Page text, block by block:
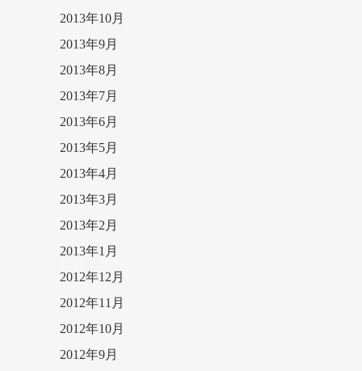
2013年10月
2013年9月
2013年8月
2013年7月
2013年6月
2013年5月
2013年4月
2013年3月
2013年2月
2013年1月
2012年12月
2012年11月
2012年10月
2012年9月